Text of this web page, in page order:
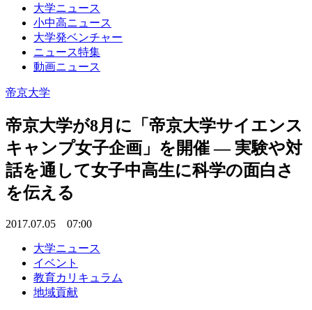
大学ニュース
小中高ニュース
大学発ベンチャー
ニュース特集
動画ニュース
帝京大学
帝京大学が8月に「帝京大学サイエンス
キャンプ女子企画」を開催 — 実験や対
話を通して女子中高生に科学の面白さ
を伝える
2017.07.05 07:00
大学ニュース
イベント
教育カリキュラム
地域貢献